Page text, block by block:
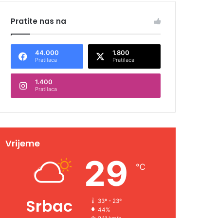
Pratite nas na
44.000
Pratilaca
1.800
Pratilaca
1.400
Pratilaca
Vrijeme
Srbac
29 ℃
33º - 23º
44%